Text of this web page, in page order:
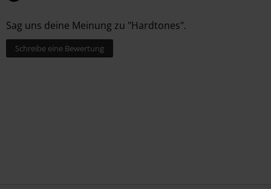
Sag uns deine Meinung zu "Hardtones".
Schreibe eine Bewertung